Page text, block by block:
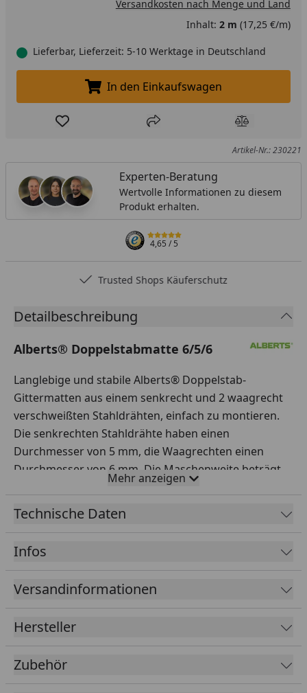
Versandkosten nach Menge und Land
Inhalt: 2 m (17,25 €/m)
Lieferbar, Lieferzeit: 5-10 Werktage in Deutschland
In den Einkaufswagen legen
In den Einkaufswagen
Produkt zur Wunschliste hinzufügen
Teilen Produkt
Artikel-Nr.: 230221
Experten-Beratung
Wertvolle Informationen zu diesem
Produkt erhalten.
4,65/ 5
Trusted Shops Käuferschutz
Detailbeschreibung
Alberts® Doppelstabmatte 6/5/6
Langlebige und stabile Alberts® Doppelstab-
Gittermatten aus einem senkrecht und 2 waagrecht
verschweißten Stahldrähten, einfach zu montieren.
Die senkrechten Stahldrähte haben einen
Durchmesser von 5 mm, die Waagrechten einen
Durchmesser von 6 mm. Die Maschenweite beträgt
Die Doppelstabmatten sind in folgenden Höhen
800 mm
1000 mm
1200 mm
1400 mm
1600 mm
Mehr anzeigen
Technische Daten
Infos
Versandinformationen
Hersteller
Zubehör